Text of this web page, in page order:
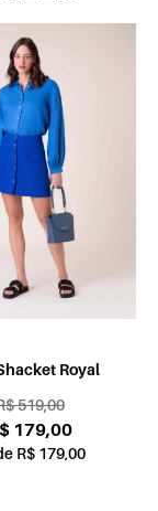
Royal
519,00
179,00
R$ 179,00